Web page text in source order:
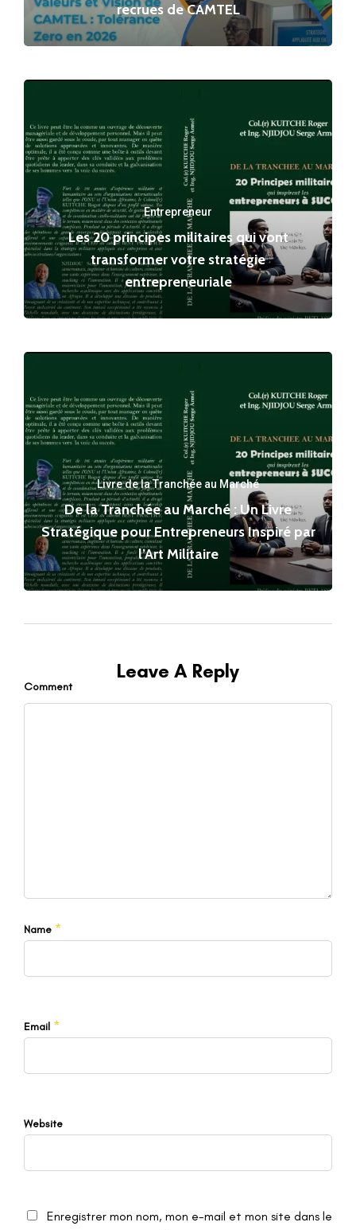
recrues de CAMTEL
Entrepreneur
Les 20 principes militaires qui vont
transformer votre stratégie
entrepreneuriale
Livre de la Tranchée au Marché
De la Tranchée au Marché : Un Livre
Stratégique pour Entrepreneurs Inspiré par
l’Art Militaire
Leave A Reply
Comment
Name *
Email *
Website
Enregistrer mon nom, mon e-mail et mon site dans le